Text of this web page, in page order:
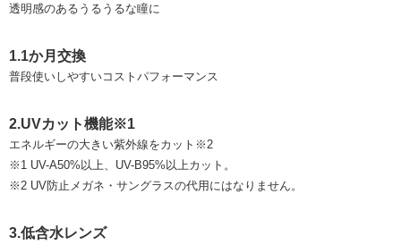
透明感のあるうるうるな瞳に
1.1か月交換
普段使いしやすいコストパフォーマンス
2.UVカット機能※1
エネルギーの大きい紫外線をカット※2
※1 UV-A50%以上、UV-B95%以上カット。
※2 UV防止メガネ・サングラスの代用にはなりません。
3.低含水レンズ